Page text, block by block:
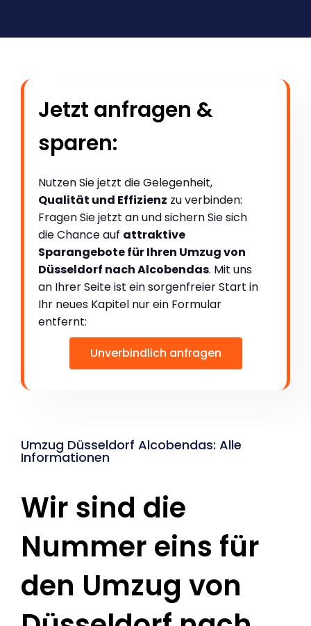
Jetzt anfragen &
sparen:
Nutzen Sie jetzt die Gelegenheit,
Qualität und Effizienz zu verbinden:
Fragen Sie jetzt an und sichern Sie sich
die Chance auf attraktive
Sparangebote für Ihren Umzug von
Düsseldorf nach Alcobendas. Mit uns
an Ihrer Seite ist ein sorgenfreier Start in
Ihr neues Kapitel nur ein Formular
entfernt:
Unverbindlich anfragen
Umzug Düsseldorf Alcobendas: Alle
Informationen
Wir sind die
Nummer eins für
den Umzug von